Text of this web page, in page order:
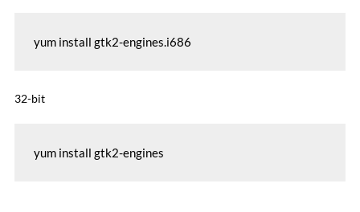
yum install gtk2-engines.i686
32-bit
yum install gtk2-engines